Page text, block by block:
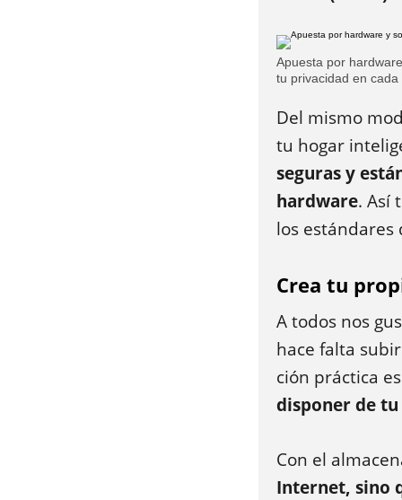
Apuesta por
tu privacidad en
Del mismo
tu hogar
seguras y
hardware. Así
los
Crea tu
A todos nos
hace falta
ción práctica
disponer de
Con el
Internet, sino